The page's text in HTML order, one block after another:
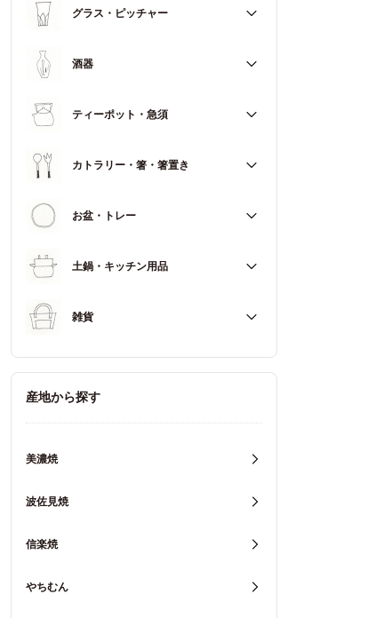
スープカップ
グラス・ピッチャー
すべて
酒器
お猪口（おちょこ）
ティーポット・急須
カトラリー・箸・箸置き
すべて
箸
お盆・トレー
すべて
土鍋・キッチン用品
すべて
キッチン用品
重箱・弁当箱
雑貨
すべて
産地から探す
美濃焼
波佐見焼
信楽焼
やちむん